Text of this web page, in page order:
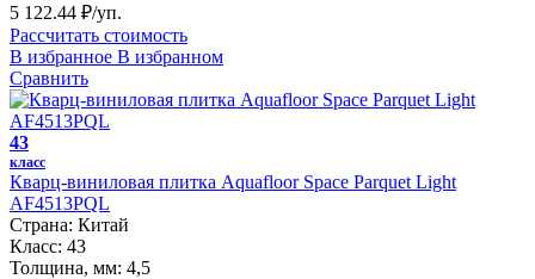
5 122.44 ₽/уп.
Рассчитать стоимость
В избранное В избранном
Сравнить
43
класс
Кварц-виниловая плитка Aquafloor Space Parquet Light
AF4513PQL
Страна: Китай
Класс: 43
Толщина, мм: 4,5